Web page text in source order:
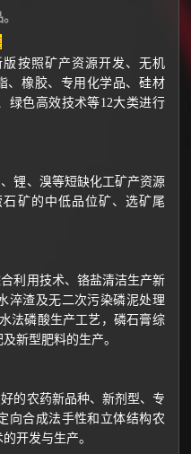
。
按照矿产资源开发、无机
、橡胶、专用化学品、硅材
绿色高效技术等12大类进行
、溴等短缺化工矿产资源
矿的中低品位矿、选矿尾
用技术、铬盐清洁生产新
淬渣及无二次污染磷泥处理
法磷酸生产工艺，磷石膏综
新型肥料的生产。
农药新品种、新剂型、专
向合成法手性和立体结构农
开发与生产。